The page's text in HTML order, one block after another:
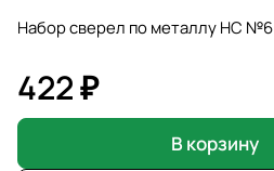
Набор сверел по металлу НС №6
422 ₽
В корзину